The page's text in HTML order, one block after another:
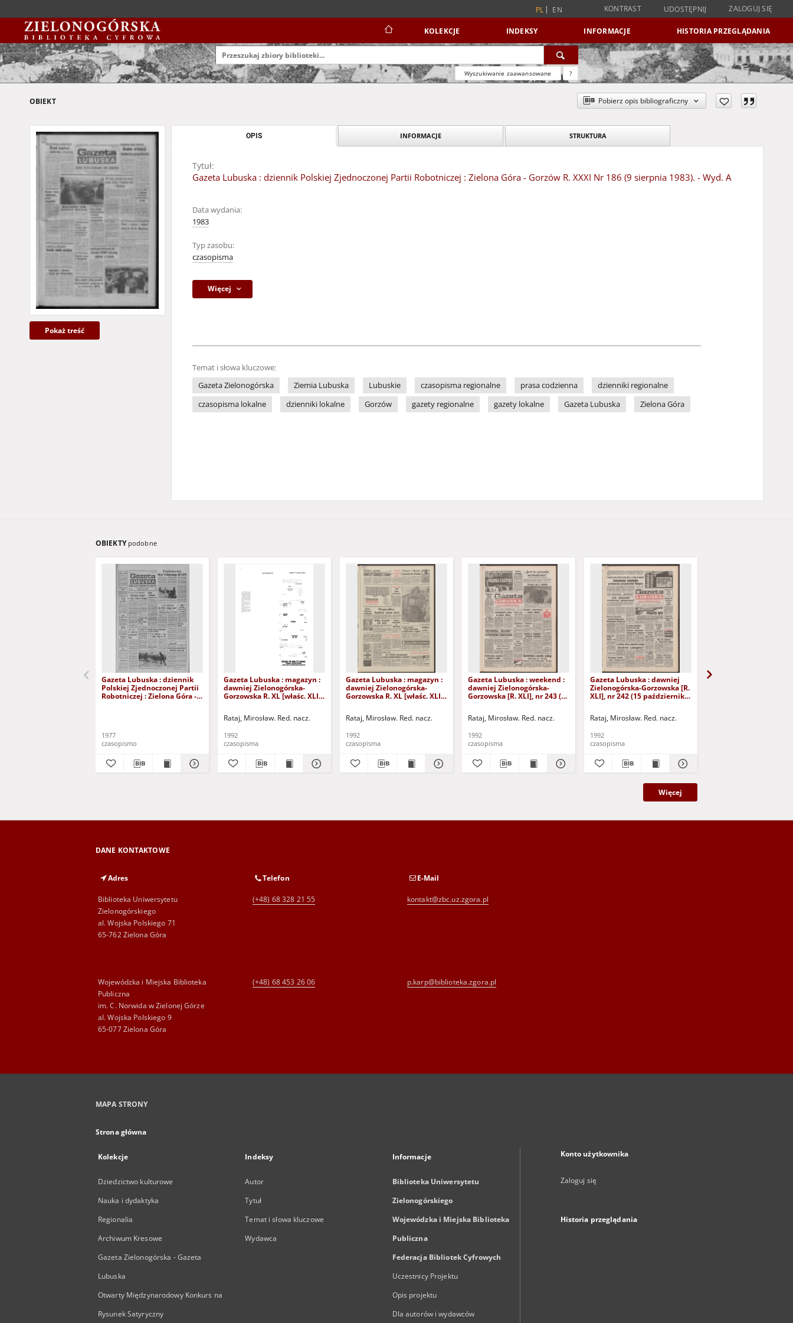
PL EN KONTRAST UDOSTĘPNIJ ZALOGUJ SIĘ
KOLEKCJE INDEKSY INFORMACJE HISTORIA PRZEGLĄDANIA
Wyszukiwanie zaawansowane ?
OBIEKT Pobierz opis bibliograficzny
Pokaż treść
OPIS INFORMACJE STRUKTURA
Tytuł:
Gazeta Lubuska : dziennik Polskiej Zjednoczonej Partii Robotniczej : Zielona Góra - Gorzów R. XXXI Nr 186 (9 sierpnia 1983). - Wyd. A
Data wydania:
1983
Typ zasobu:
czasopisma
Więcej
Temat i słowa kluczowe:
Gazeta Zielonogórska
Ziemia Lubuska Lubuskie czasopisma regionalne prasa codzienna
dzienniki regionalne
czasopisma lokalne
dzienniki lokalne Gorzów gazety regionalne gazety lokalne Gazeta Lubuska Zielona Góra
OBIEKTY podobne
Gazeta Lubuska : dziennik
Polskiej Zjednoczonej Partii
Robotniczej : Zielona Góra -
1977
czasopismo
Gazeta Lubuska : magazyn :
dawniej Zielonogórska-
Gorzowska R. XL [właśc. XLI],
Rataj, Mirosław. Red. nacz.
1992
czasopisma
Gazeta Lubuska : magazyn :
dawniej Zielonogórska-
Gorzowska R. XL [właśc. XLI],
Rataj, Mirosław. Red. nacz.
1992
czasopisma
Gazeta Lubuska : weekend :
dawniej Zielonogórska-
Gorzowska [R. XLI], nr 243 (16
Rataj, Mirosław. Red. nacz.
1992
czasopisma
Gazeta Lubuska : dawniej
Zielonogórska-Gorzowska [R.
XLI], nr 242 (15 października
Rataj, Mirosław. Red. nacz.
1992
czasopisma
Więcej
DANE KONTAKTOWE
Adres
Biblioteka Uniwersytetu
Zielonogórskiego
al. Wojska Polskiego 71
65-762 Zielona Góra
Telefon
(+48) 68 328 21 55
E-Mail
kontakt@zbc.uz.zgora.pl
Wojewódzka i Miejska Biblioteka
Publiczna
im. C. Norwida w Zielonej Górze
al. Wojska Polskiego 9
65-077 Zielona Góra
(+48) 68 453 26 06 p.karp@biblioteka.zgora.pl
MAPA STRONY
Strona główna
Kolekcje
Dziedzictwo kulturowe
Nauka i dydaktyka
Regionalia
Archiwum Kresowe
Gazeta Zielonogórska - Gazeta
Lubuska
Otwarty Międzynarodowy Konkurs na
Rysunek Satyryczny
Indeksy
Autor
Tytuł
Temat i słowa kluczowe
Wydawca
Informacje
Biblioteka Uniwersytetu
Zielonogórskiego
Wojewódzka i Miejska Biblioteka
Publiczna
Federacja Bibliotek Cyfrowych
Uczestnicy Projektu
Opis projektu
Dla autorów i wydawców
Konto użytkownika
Zaloguj się
Historia przeglądania